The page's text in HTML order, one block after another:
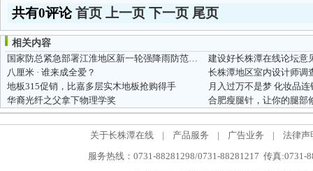
共有0评论首页 上一页 下一页 尾页
相关内容
国家防总紧急部署江淮地区新一轮强降雨防范工作
建设好长株潭在线论坛意
八厘米 · 谁来成全爱？
长株潭地区室内设计师调
地板315促销，比嘉多层实木地板抢购得手
月入过万不是梦 化妆品
华裔光纤之父拿下物理学奖
合肥瘦腿针，让你的腿部
关于长株潭在线 | 产品服务 | 广告业务 |
法律声
服务热线：0731-88281298/0731-88281217 传真:0731-